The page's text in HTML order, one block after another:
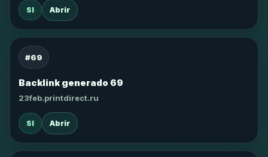
SI Abrir
#69
Backlink generado 69
23feb.printdirect.ru
SI Abrir